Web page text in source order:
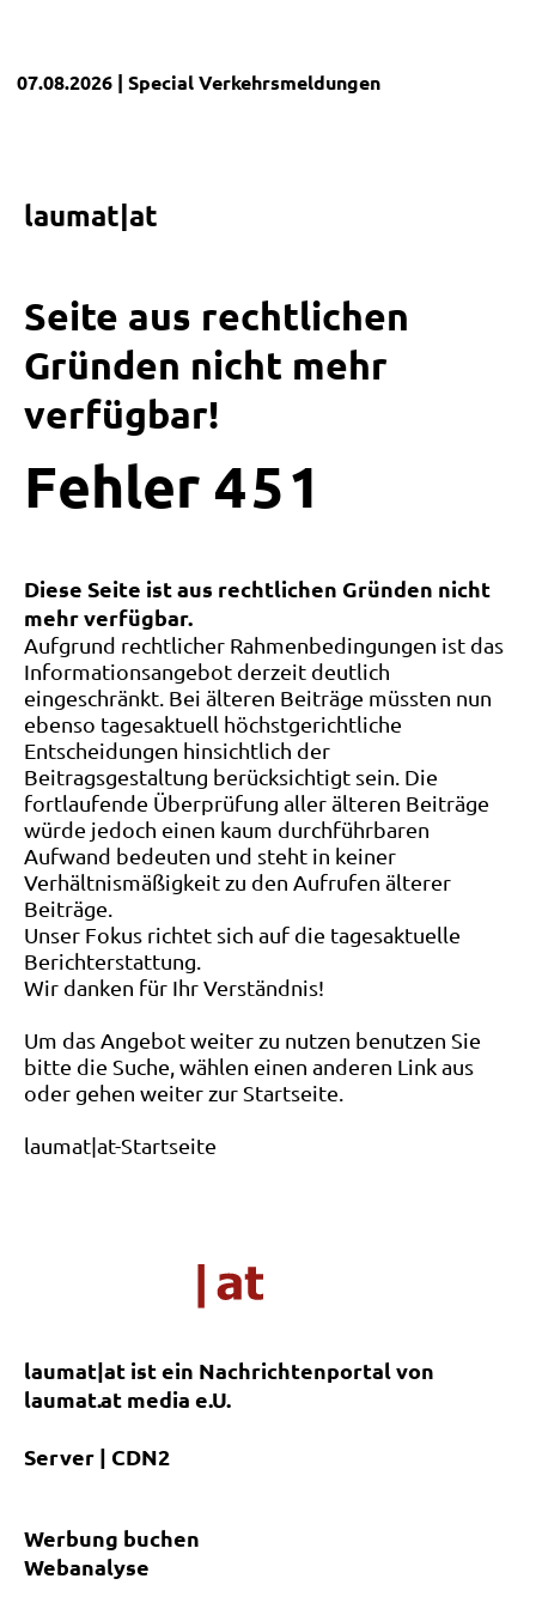
07.08.2026 | SpecialVerkehrsmeldungen
laumat|at
Seite aus rechtlichen
Gründen nicht mehr
verfügbar!
Fehler 4 5 1
Diese Seite ist aus rechtlichen Gründen nicht
mehr verfügbar.
Aufgrund rechtlicher Rahmenbedingungen ist das
Informationsangebot derzeit deutlich
eingeschränkt. Bei älteren Beiträge müssten nun
ebenso tagesaktuell höchstgerichtliche
Entscheidungen hinsichtlich der
Beitragsgestaltung berücksichtigt sein. Die
fortlaufende Überprüfung aller älteren Beiträge
würde jedoch einen kaum durchführbaren
Aufwand bedeuten und steht in keiner
Verhältnismäßigkeit zu den Aufrufen älterer
Beiträge.
Unser Fokus richtet sich auf die tagesaktuelle
Berichterstattung.
Wir danken für Ihr Verständnis!
Um das Angebot weiter zu nutzen benutzen Sie
bitte die Suche, wählen einen anderen Link aus
oder gehen weiter zur Startseite.
laumat|at-Startseite
laumat|at ist ein Nachrichtenportal von
laumat.at media e.U.
Server | CDN2
Werbung buchen
Webanalyse